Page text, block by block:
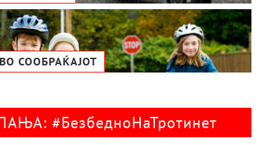
СООБРАЌАЈОТ
#БезбедноНаТротинет